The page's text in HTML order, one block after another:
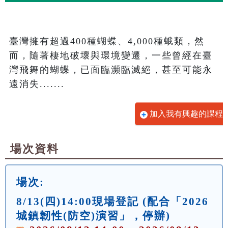
臺灣擁有超過400種蝴蝶、4,000種蛾類，然
而，隨著棲地破壞與環境變遷，一些曾經在臺
灣飛舞的蝴蝶，已面臨瀕臨滅絕，甚至可能永
遠消失.......
加入我有興趣的課程
場次資料
場次:
8/13(四)14:00現場登記 (配合「2026
城鎮韌性(防空)演習」，停辦)